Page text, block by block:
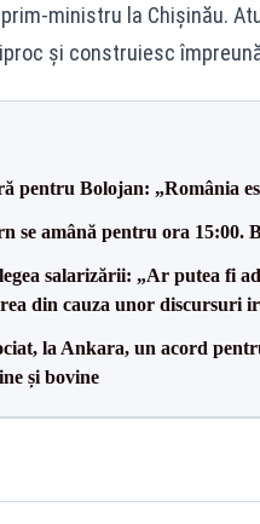
ministru la Chișinău.
și construiesc
pentru Bolojan: „România
se amână pentru ora 15:00.
salarizării: „Ar putea fi
din cauza unor discursuri
la Ankara, un acord
și bovine